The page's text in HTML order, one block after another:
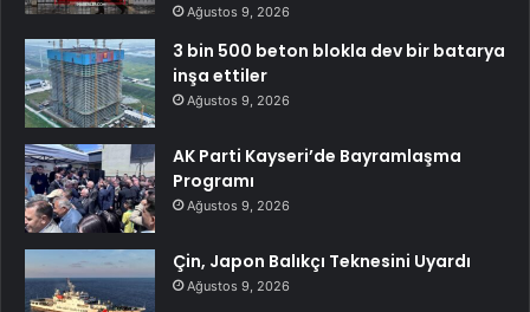
Ağustos 9, 2026
3 bin 500 beton blokla dev bir batarya
inşa ettiler
Ağustos 9, 2026
AK Parti Kayseri’de Bayramlaşma
Programı
Ağustos 9, 2026
Çin, Japon Balıkçı Teknesini Uyardı
Ağustos 9, 2026